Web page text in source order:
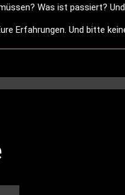
Was ist passiert?
Erfahrungen. Und bitte